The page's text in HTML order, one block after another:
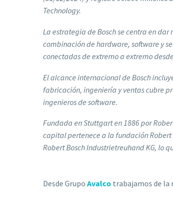
Technology.
La estrategia de Bosch se centra en
combinación de hardware, software y
conectadas de extremo a extremo
El alcance internacional de Bosch
fabricación, ingeniería y ventas cubre
ingenieros de software.
Fundada en Stuttgart en 1886 por
capital pertenece a la fundación Robert
Robert Bosch Industrietreuhand KG, lo
Desde Grupo Avalco trabajamos de la